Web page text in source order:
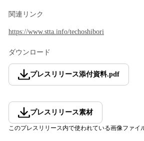
関連リンク
https://www.stta.info/techoshibori
ダウンロード
プレスリリース添付資料.pdf
プレスリリース素材
このプレスリリース内で使われている画像ファイ